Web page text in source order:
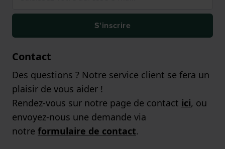
S'inscrire
Contact
Des questions ? Notre service client se fera un
plaisir de vous aider !
Rendez-vous sur notre page de contact ici, ou
envoyez-nous une demande via
notre formulaire de contact.